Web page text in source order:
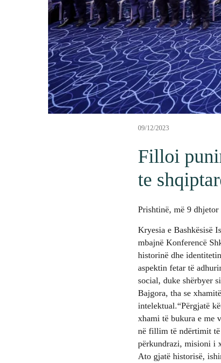
09/12/2023
Filloi
te
Prishtinë, më 9 dhjetor
Kryesia e Bashkësisë
mbajnë Konferencë
historinë dhe
aspektin fetar të
social, duke shërbyer
Bajgora, tha se
intelektual.“Përgjatë
xhami të bukura e me
në fillim të ndërtimit të
përkundrazi, misioni i
Ato gjatë historisë,